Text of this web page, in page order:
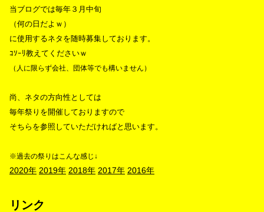
当ブログでは毎年３月中旬
（何の日だよｗ）
に使用するネタを随時募集しております。
ｺｿｰﾘ教えてくださいｗ
（人に限らず会社、団体等でも構いません）
尚、ネタの方向性としては
毎年祭りを開催しておりますので
そちらを参照していただければと思います。
※過去の祭りはこんな感じ↓
2020年 2019年 2018年 2017年 2016年
リンク